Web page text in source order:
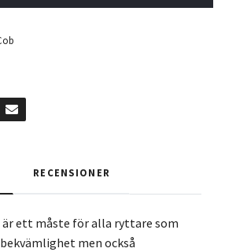
RECENSIONER
är ett måste för alla ryttare som
men också